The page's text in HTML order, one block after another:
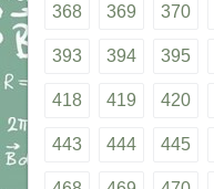
368 369 370
393 394 395
418 419 420
443 444 445